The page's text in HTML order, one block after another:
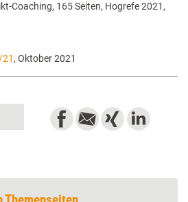
Coaching, 165 Seiten, Hogrefe 2021,
, Oktober 2021